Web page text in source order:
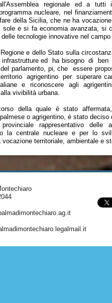
regionale ed a tutti i
nucleare, nel
della Sicilia, che ne ha
sole e si fa economia avanzata, si
tecnologie innovative nel
e dello Stato sulla
infrastrutture ed ha bisogno di
parlamento, pi‚ che essere
agrigentino per superare
e riconoscere agli
vivibilità urbana.
della quale è stato
o agrigentino, è stato deciso
rappresentativo delle
la centrale nucleare e per lo
territoriale, ambientale e